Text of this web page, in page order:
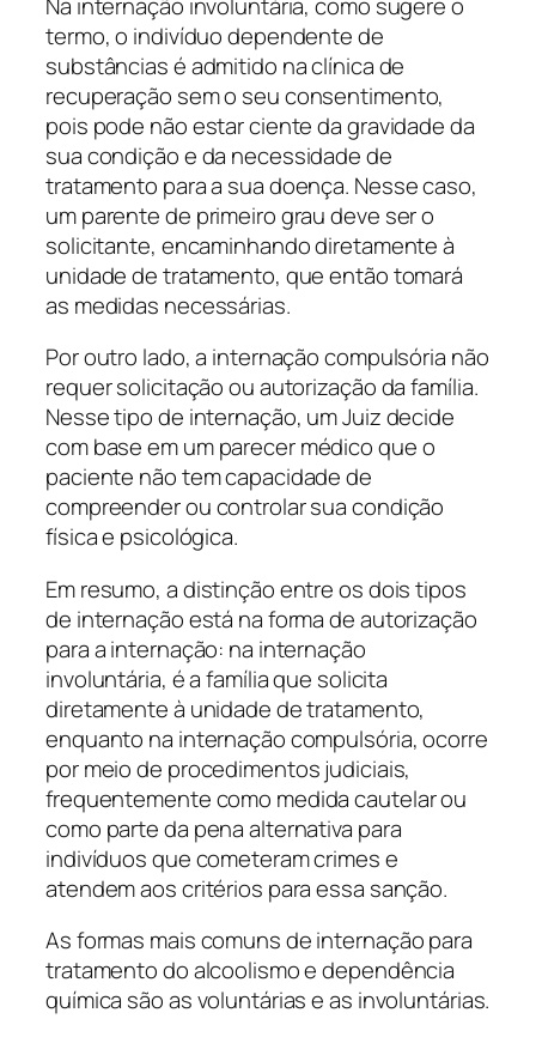
termo, o indivíduo dependente de
substâncias é admitido na clínica de
recuperação sem o seu consentimento,
pois pode não estar ciente da gravidade da
sua condição e da necessidade de
tratamento para a sua doença. Nesse caso,
um parente de primeiro grau deve ser o
solicitante, encaminhando diretamente à
unidade de tratamento, que então tomará
as medidas necessárias.
Por outro lado, a internação compulsória não
requer solicitação ou autorização da família.
Nesse tipo de internação, um Juiz decide
com base em um parecer médico que o
paciente não tem capacidade de
compreender ou controlar sua condição
física e psicológica.
Em resumo, a distinção entre os dois tipos
de internação está na forma de autorização
para a internação: na internação
involuntária, é a família que solicita
diretamente à unidade de tratamento,
enquanto na internação compulsória, ocorre
por meio de procedimentos judiciais,
frequentemente como medida cautelar ou
como parte da pena alternativa para
indivíduos que cometeram crimes e
atendem aos critérios para essa sanção.
As formas mais comuns de internação para
tratamento do alcoolismo e dependência
química são as voluntárias e as involuntárias.